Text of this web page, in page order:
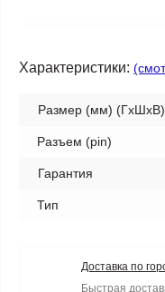
Характеристики:
Размер (мм) (ГхШхВ)
Разъем (pin)
Гарантия
Тип
Доставка по
Быстрая